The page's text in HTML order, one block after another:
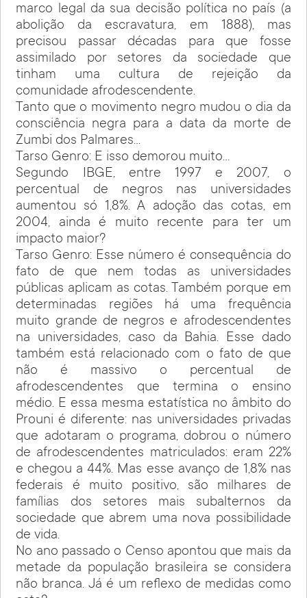
marco legal da sua decisão política no país (a
abolição da escravatura, em 1888), mas
precisou passar décadas para que fosse
assimilado por setores da sociedade que
tinham uma cultura de rejeição da
comunidade afrodescendente.
Tanto que o movimento negro mudou o dia da
consciência negra para a data da morte de
Zumbi dos Palmares…
Tarso Genro: E isso demorou muito…
Segundo IBGE, entre 1997 e 2007, o
percentual de negros nas universidades
aumentou só 1,8%. A adoção das cotas, em
2004, ainda é muito recente para ter um
impacto maior?
Tarso Genro: Esse número é consequência do
fato de que nem todas as universidades
públicas aplicam as cotas. Também porque em
determinadas regiões há uma frequência
muito grande de negros e afrodescendentes
na universidades, caso da Bahia. Esse dado
também está relacionado com o fato de que
não é massivo o percentual de
afrodescendentes que termina o ensino
médio. E essa mesma estatística no âmbito do
Prouni é diferente: nas universidades privadas
que adotaram o programa, dobrou o número
de afrodescendentes matriculados: eram 22%
e chegou a 44%. Mas esse avanço de 1,8% nas
federais é muito positivo, são milhares de
famílias dos setores mais subalternos da
sociedade que abrem uma nova possibilidade
de vida.
No ano passado o Censo apontou que mais da
metade da população brasileira se considera
não branca. Já é um reflexo de medidas como